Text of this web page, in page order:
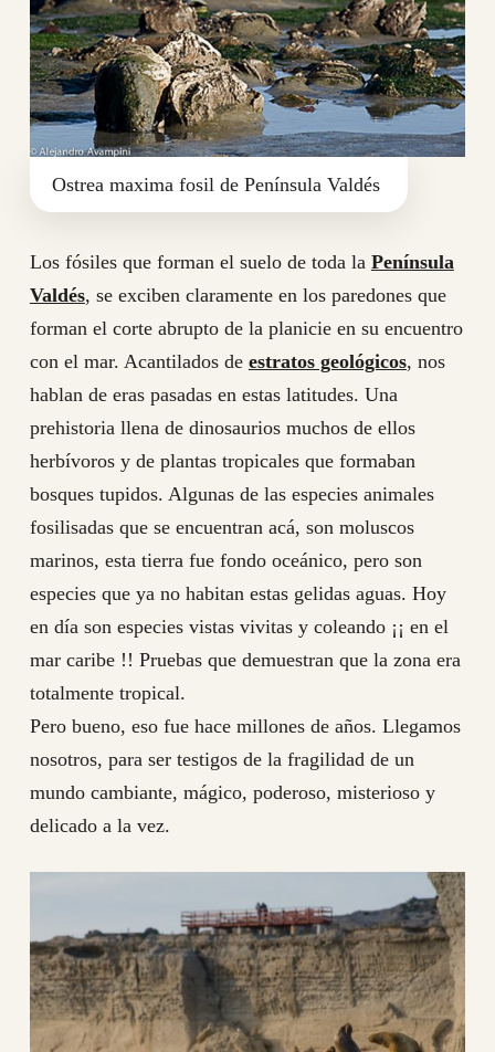
Ostrea maxima fosil de Península Valdés
Los fósiles que forman el suelo de toda la Península
Valdés, se exciben claramente en los paredones que
forman el corte abrupto de la planicie en su encuentro
con el mar. Acantilados de estratos geológicos, nos
hablan de eras pasadas en estas latitudes. Una
prehistoria llena de dinosaurios muchos de ellos
herbívoros y de plantas tropicales que formaban
bosques tupidos. Algunas de las especies animales
fosilisadas que se encuentran acá, son moluscos
marinos, esta tierra fue fondo oceánico, pero son
especies que ya no habitan estas gelidas aguas. Hoy
en día son especies vistas vivitas y coleando ¡¡ en el
mar caribe !! Pruebas que demuestran que la zona era
totalmente tropical.
Pero bueno, eso fue hace millones de años. Llegamos
nosotros, para ser testigos de la fragilidad de un
mundo cambiante, mágico, poderoso, misterioso y
delicado a la vez.